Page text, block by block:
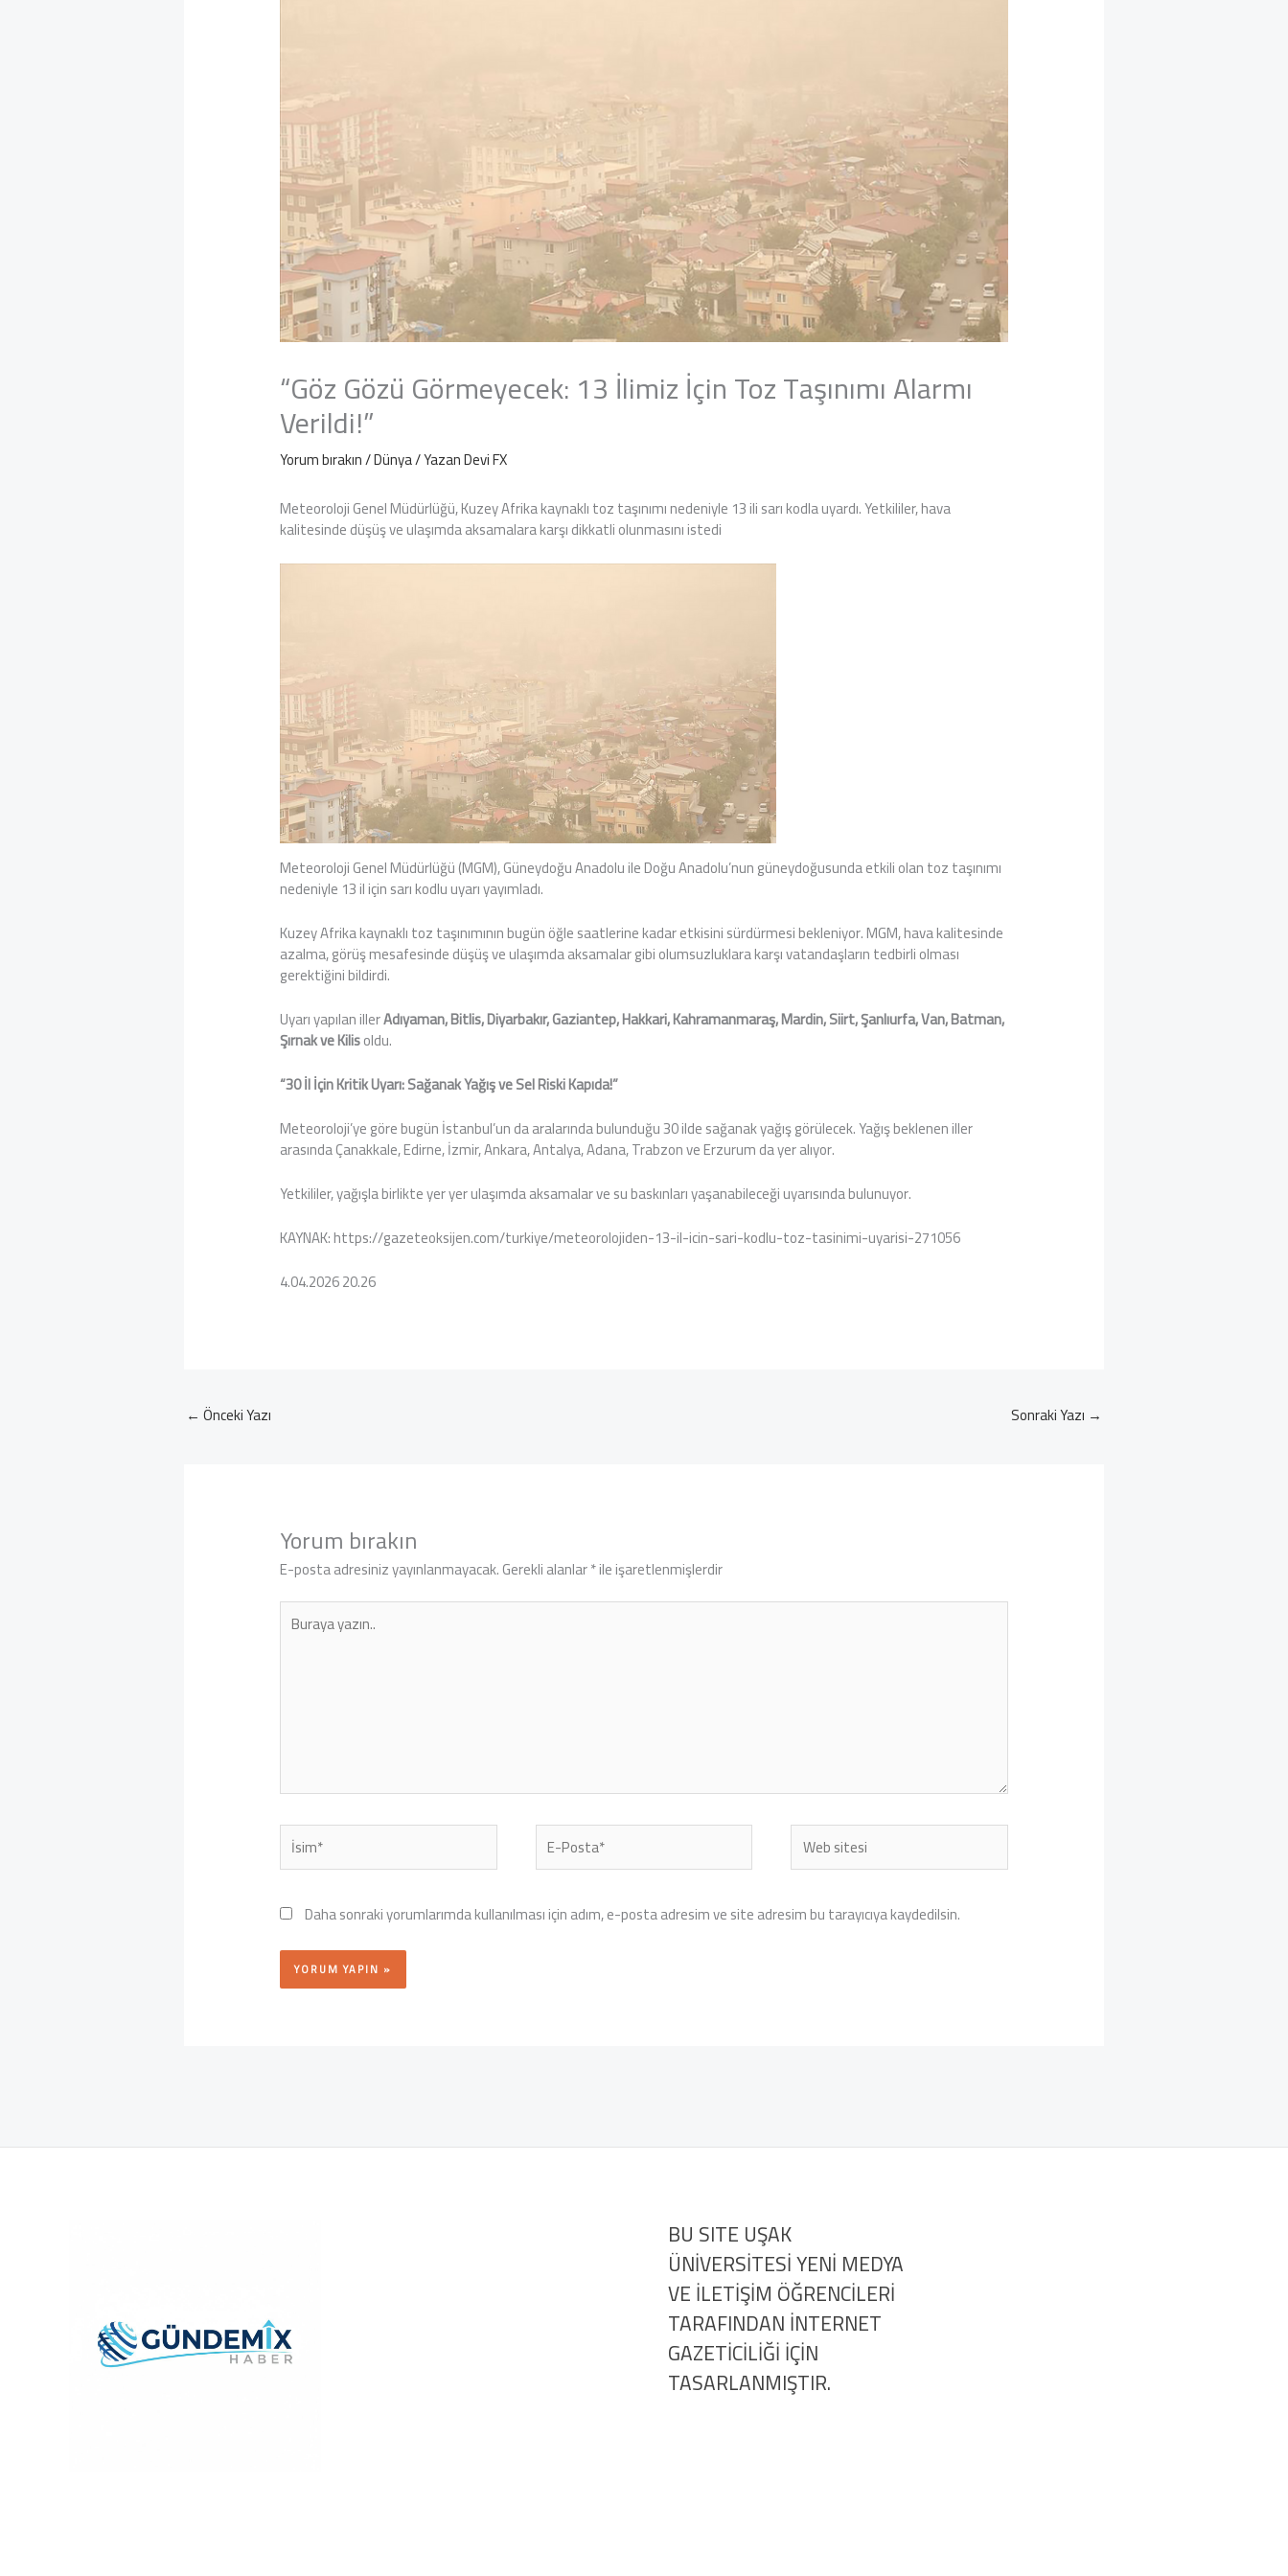
“Göz Gözü Görmeyecek: 13 İlimiz İçin Toz Taşınımı Alarmı
Verildi!”
Yorum bırakın/Dünya/ YazanDevi FX
Meteoroloji Genel Müdürlüğü, Kuzey Afrika kaynaklı toz taşınımı nedeniyle 13 ili sarı kodla uyardı. Yetkililer, hava
kalitesinde düşüş ve ulaşımda aksamalara karşı dikkatli olunmasını istedi
Meteoroloji Genel Müdürlüğü (MGM), Güneydoğu Anadolu ile Doğu Anadolu’nun güneydoğusunda etkili olan toz taşınımı
nedeniyle 13 il için sarı kodlu uyarı yayımladı.
Kuzey Afrika kaynaklı toz taşınımının bugün öğle saatlerine kadar etkisini sürdürmesi bekleniyor. MGM, hava kalitesinde
azalma, görüş mesafesinde düşüş ve ulaşımda aksamalar gibi olumsuzluklara karşı vatandaşların tedbirli olması
gerektiğini bildirdi.
Uyarı yapılan illerAdıyaman, Bitlis, Diyarbakır, Gaziantep, Hakkari, Kahramanmaraş, Mardin, Siirt, Şanlıurfa, Van, Batman,
Şırnak ve Kilisoldu.
“30 İl İçin Kritik Uyarı: Sağanak Yağış ve Sel Riski Kapıda!”
Meteoroloji’ye göre bugün İstanbul’un da aralarında bulunduğu 30 ilde sağanak yağış görülecek. Yağış beklenen iller
arasında Çanakkale, Edirne, İzmir, Ankara, Antalya, Adana, Trabzon ve Erzurum da yer alıyor.
Yetkililer, yağışla birlikte yer yer ulaşımda aksamalar ve su baskınları yaşanabileceği uyarısında bulunuyor.
KAYNAK: https://gazeteoksijen.com/turkiye/meteorolojiden-13-il-icin-sari-kodlu-toz-tasinimi-uyarisi-271056
4.04.2026 20.26
← Önceki Yazı Sonraki Yazı →
Yorum bırakın
E-posta adresiniz yayınlanmayacak.Gerekli alanlar*ile işaretlenmişlerdir
Buraya
yazın..
İsim* E-
Posta*
Web
sitesi
Daha sonraki yorumlarımda kullanılması için adım, e-posta adresim ve site adresim bu tarayıcıya kaydedilsin.
BU SITE UŞAK
ÜNİVERSİTESİ YENİ MEDYA
VE İLETİŞİM ÖĞRENCİLERİ
TARAFINDAN İNTERNET
GAZETİCİLİĞİ İÇİN
TASARLANMIŞTIR.